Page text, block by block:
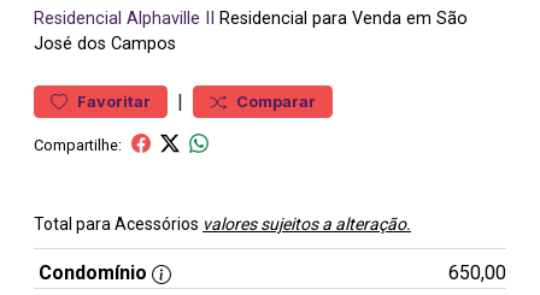
Residencial Alphaville II
Residencial para Venda em São
José dos Campos
Favoritar | Comparar
Compartilhe:
Total para Acessórios valores sujeitos a alteração.
Condomínio
650,00